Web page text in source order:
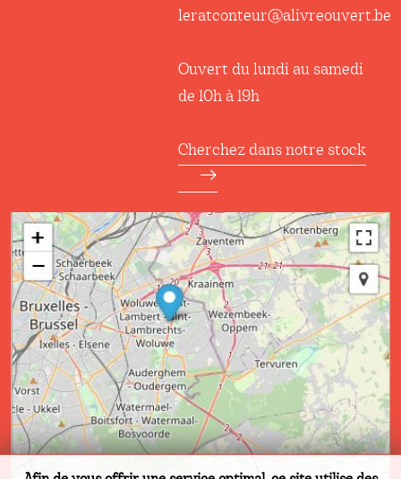
leratconteur@alivreouvert.be
Ouvert du lundi au samedi
de 10h à 19h
Cherchez dans notre stock